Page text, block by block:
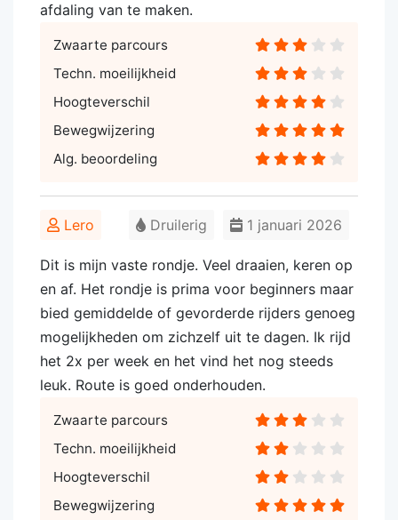
afdaling van te maken.
Zwaarte parcours
Techn. moeilijkheid
Hoogteverschil
Bewegwijzering
Alg. beoordeling
Lero 1 januari 2026
Druilerig
Dit is mijn vaste rondje. Veel draaien, keren op
en af. Het rondje is prima voor beginners maar
bied gemiddelde of gevorderde rijders genoeg
mogelijkheden om zichzelf uit te dagen. Ik rijd
het 2x per week en het vind het nog steeds
leuk. Route is goed onderhouden.
Zwaarte parcours
Techn. moeilijkheid
Hoogteverschil
Bewegwijzering